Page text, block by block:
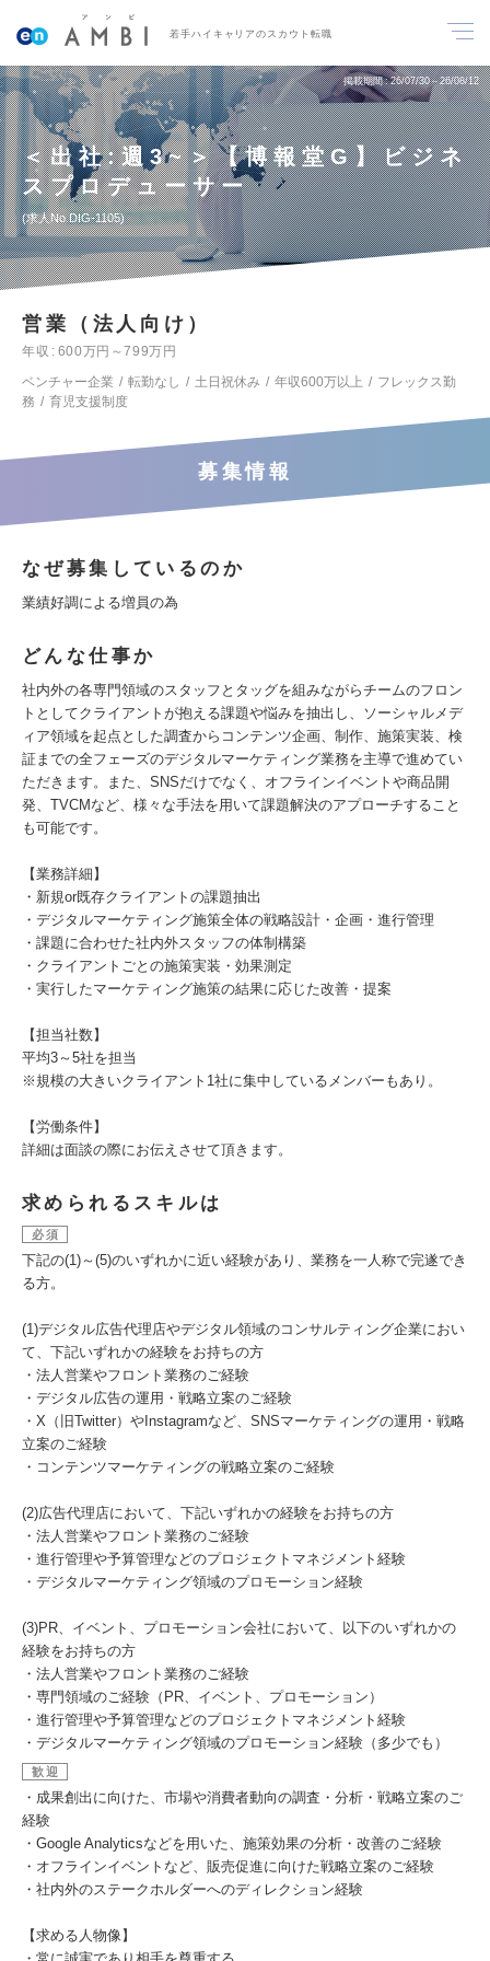
若手ハイキャリアのスカウト転職
掲載期間 26/07/30～26/08/12
＜出社:週3~＞【博報堂G】ビジネ
スプロデューサー
求人No.DIG-1105
営業（法人向け）
年収
600万円～799万円
ベンチャー企業
転勤なし 土日祝休み 年収600万以上
フレックス勤
務
育児支援制度
募集情報
なぜ募集しているのか
業績好調による増員の為
どんな仕事か
社内外の各専門領域のスタッフとタッグを組みながらチームのフロン
トとしてクライアントが抱える課題や悩みを抽出し、ソーシャルメデ
ィア領域を起点とした調査からコンテンツ企画、制作、施策実装、検
証までの全フェーズのデジタルマーケティング業務を主導で進めてい
ただきます。また、SNSだけでなく、オフラインイベントや商品開
発、TVCMなど、様々な手法を用いて課題解決のアプローチすること
も可能です。
【業務詳細】
・新規or既存クライアントの課題抽出
・デジタルマーケティング施策全体の戦略設計・企画・進行管理
・課題に合わせた社内外スタッフの体制構築
・クライアントごとの施策実装・効果測定
・実行したマーケティング施策の結果に応じた改善・提案
【担当社数】
平均3～5社を担当
※規模の大きいクライアント1社に集中しているメンバーもあり。
【労働条件】
詳細は面談の際にお伝えさせて頂きます。
求められるスキルは
必須
下記の(1)～(5)のいずれかに近い経験があり、業務を一人称で完遂でき
る方。
(1)デジタル広告代理店やデジタル領域のコンサルティング企業におい
て、下記いずれかの経験をお持ちの方
・法人営業やフロント業務のご経験
・デジタル広告の運用・戦略立案のご経験
・X（旧Twitter）やInstagramなど、SNSマーケティングの運用・戦略
立案のご経験
・コンテンツマーケティングの戦略立案のご経験
(2)広告代理店において、下記いずれかの経験をお持ちの方
・法人営業やフロント業務のご経験
・進行管理や予算管理などのプロジェクトマネジメント経験
・デジタルマーケティング領域のプロモーション経験
(3)PR、イベント、プロモーション会社において、以下のいずれかの
経験をお持ちの方
・法人営業やフロント業務のご経験
・専門領域のご経験（PR、イベント、プロモーション）
・進行管理や予算管理などのプロジェクトマネジメント経験
・デジタルマーケティング領域のプロモーション経験（多少でも）
歓迎
・成果創出に向けた、市場や消費者動向の調査・分析・戦略立案のご
経験
・Google Analyticsなどを用いた、施策効果の分析・改善のご経験
・オフラインイベントなど、販売促進に向けた戦略立案のご経験
・社内外のステークホルダーへのディレクション経験
【求める人物像】